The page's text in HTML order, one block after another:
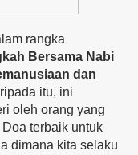
rangka
Bersama Nabi
dan
itu, ini
oleh orang yang
terbaik untuk
dimana kita selaku